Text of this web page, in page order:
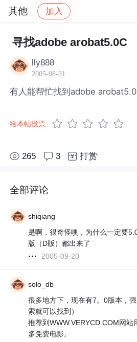
其他 加入
社区 其他 帖子详情
寻找adobe arobat5.0C
lly888
2005-08-31
有人能帮忙找到adobe
给本帖投票
265 3 打赏
全部评论
shiqiang
是啊，很奇怪噢，为什么一定要
版（D版）都出来了
2005-09-20
solo_db
很多地方下，现在有7。0版本，
索就可以找到）
推荐到WWW.VERYCD.COM网站
多免费电影。